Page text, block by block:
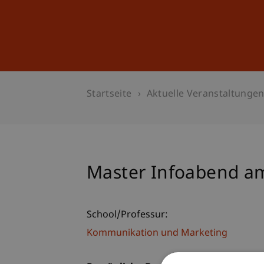
Startseite Aktuelle Veranstaltungen
Master Infoabend
School/Professur:
Kommunikation und Marketing